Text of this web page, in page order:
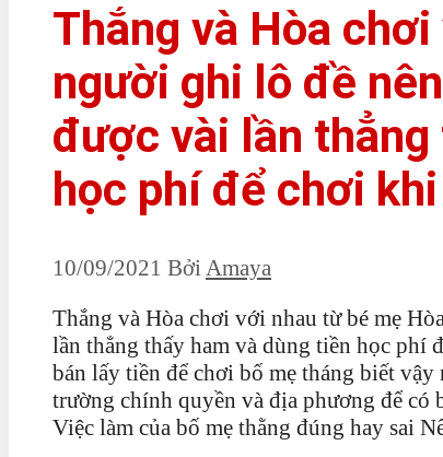
Thắng và Hòa
người ghi lô đề
được vài lần
học phí để chơi
10/09/2021 Bởi Amaya
Thắng và Hòa chơi với nhau từ bé mẹ
lần thẳng thấy ham và dùng tiền học phí
bán lấy tiền để chơi bố mẹ tháng biết
trường chính quyền và địa phương để có
Việc làm của bố mẹ thằng đúng hay sai